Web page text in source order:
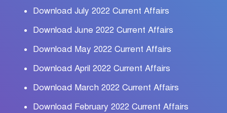
Download July 2022 Current Affairs
Download June 2022 Current Affairs
Download May 2022 Current Affairs
Download April 2022 Current Affairs
Download March 2022 Current Affairs
Download February 2022 Current Affairs